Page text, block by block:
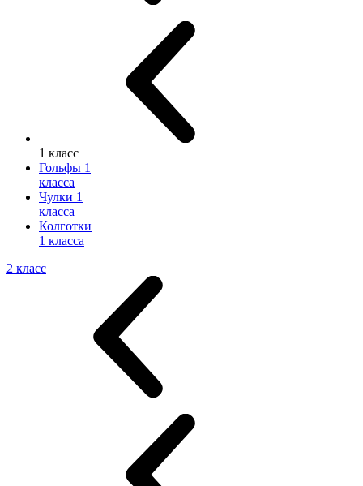
1 класс
Гольфы 1
класса
Чулки 1
класса
Колготки
1 класса
2 класс